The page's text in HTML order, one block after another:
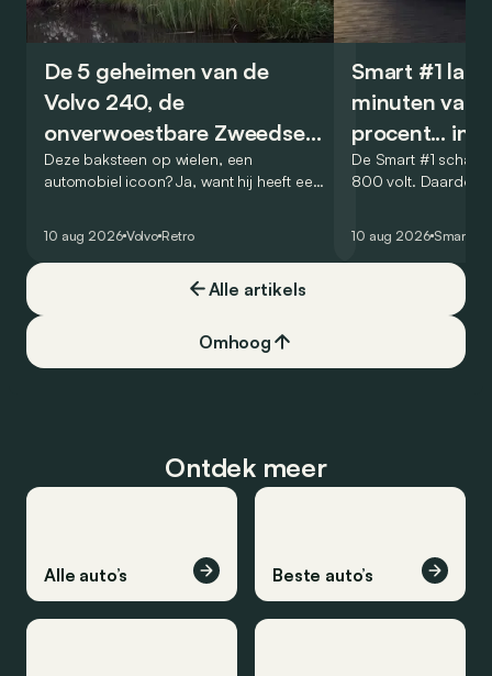
De 5 geheimen van de
Volvo 240, de
onverwoestbare Zweedse
kubus
Deze baksteen op wielen, een
automobiel icoon? Ja, want hij heeft een
onverwoestbare breaks met toch een
zeker snuifje ‘chique’. In de VS werd het
een ongelooflijk succes. Zijn carrière
10 aug 2026 Volvo Retro
Smart #1
minuten van
procent... in
De Smart #1
800 volt. Daardoor
te laden.
10 aug 2026 Smart
Alle artikels
Omhoog
Ontdek meer
Alle auto’s Beste auto’s